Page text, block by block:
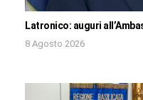
Latronico: auguri
8 Agosto 2026